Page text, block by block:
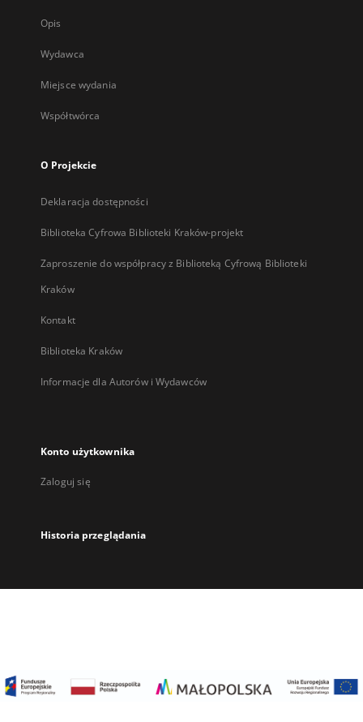
Opis
Wydawca
Miejsce wydania
Współtwórca
O Projekcie
Deklaracja dostępności
Biblioteka Cyfrowa Biblioteki Kraków-projekt
Zaproszenie do współpracy z Biblioteką Cyfrową Biblioteki
Kraków
Kontakt
Biblioteka Kraków
Informacje dla Autorów i Wydawców
Konto użytkownika
Zaloguj się
Historia przeglądania